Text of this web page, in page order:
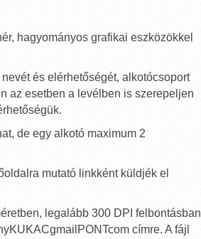
hagyományos grafikai eszközökkel
és elérhetőségét, alkotócsoport
az esetben a levélben is szerepeljen
de egy alkotó maximum 2
mutató linkként küldjék el
legalább 300 DPI felbontásban
címre. A fájl